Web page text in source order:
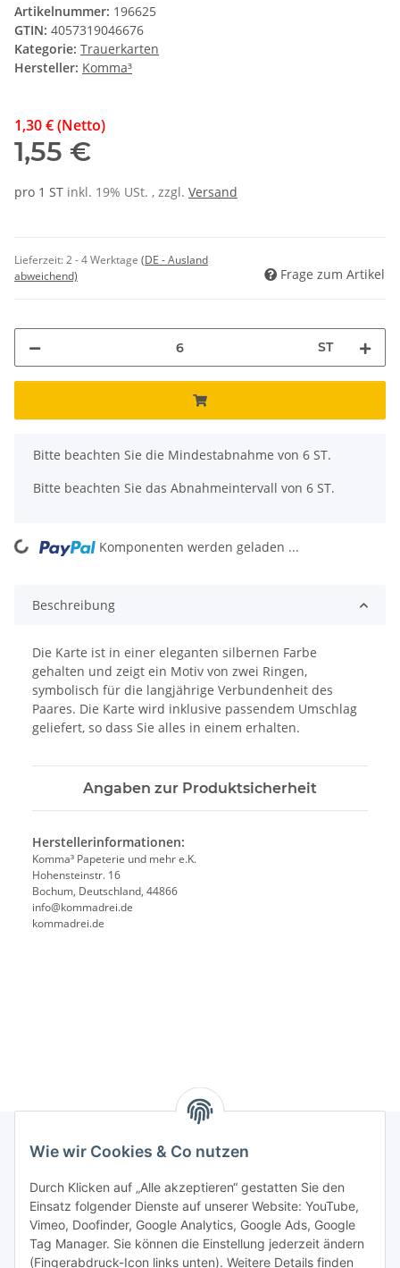
Wie wir Cookies & Co nutzen
Durch Klicken auf „Alle akzeptieren“ gestatten Sie den
Einsatz folgender Dienste auf unserer Website: YouTube,
Vimeo, Doofinder, Google Analytics, Google Ads, Google
Tag Manager. Sie können die Einstellung jederzeit ändern
(Fingerabdruck-Icon links unten). Weitere Details finden
Artikelnummer: 196625
GTIN: 4057319046676
Kategorie: Trauerkarten
Hersteller: Komma³
1,30 € (Netto)
1,55 €
pro 1 ST inkl. 19% USt. , zzgl. Versand
Lieferzeit:2 - 4 Werktage (DE - Ausland
abweichend)
Frage zum Artikel
ST
x
Bitte beachten Sie die Mindestabnahme von 6 ST.
Bitte beachten Sie das Abnahmeintervall von 6 ST.
Loading... Komponenten werden geladen ...
Beschreibung
Die Karte ist in einer eleganten silbernen Farbe
gehalten und zeigt ein Motiv von zwei Ringen,
symbolisch für die langjährige Verbundenheit des
Paares. Die Karte wird inklusive passendem Umschlag
geliefert, so dass Sie alles in einem erhalten.
Angaben zur Produktsicherheit
Herstellerinformationen:
Komma³ Papeterie und mehr e.K.
Hohensteinstr. 16
Bochum, Deutschland, 44866
info@kommadrei.de
kommadrei.de
Rechtliches
Allgemeines